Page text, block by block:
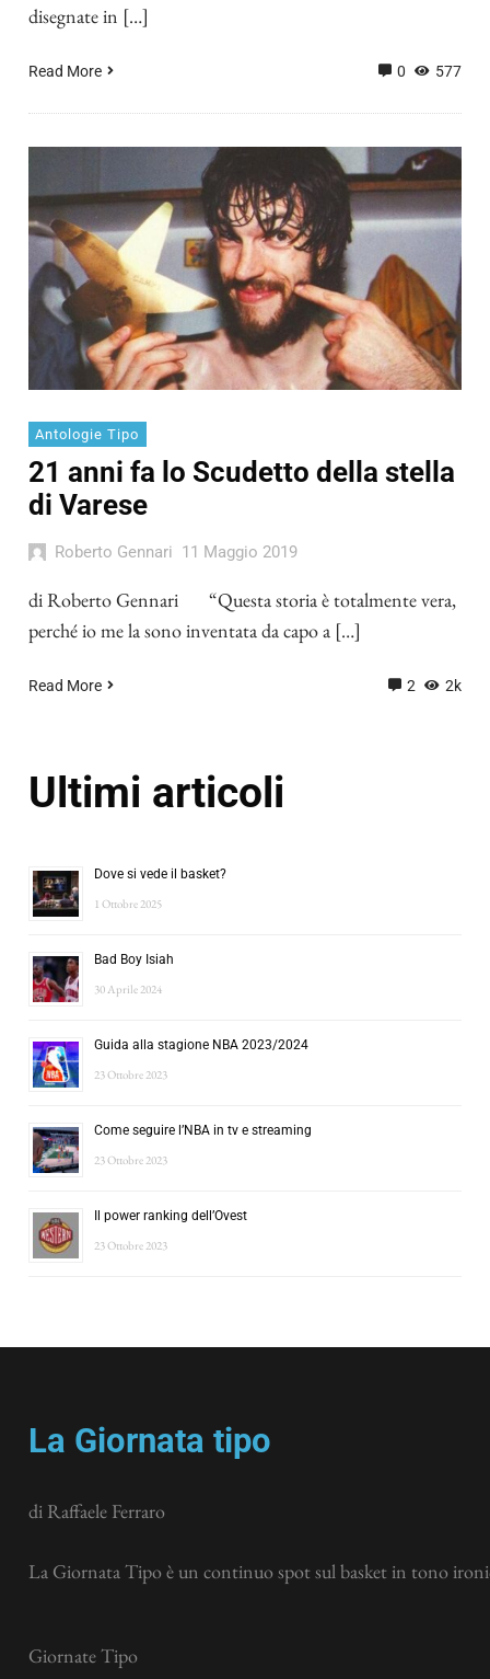
disegnate in […]
Read More 0 577
Antologie Tipo
21 anni fa lo Scudetto della stella
di Varese
Roberto Gennari 11 Maggio 2019
di Roberto Gennari “Questa storia è totalmente vera,
perché io me la sono inventata da capo a […]
Read More 2 2k
Ultimi articoli
Dove si vede il basket?
1 Ottobre 2025
Bad Boy Isiah
30 Aprile 2024
Guida alla stagione NBA 2023/2024
23 Ottobre 2023
Come seguire l’NBA in tv e streaming
23 Ottobre 2023
Il power ranking dell’Ovest
23 Ottobre 2023
La Giornata tipo
di Raffaele Ferraro
La Giornata Tipo è un continuo spot sul basket in tono
Giornate Tipo